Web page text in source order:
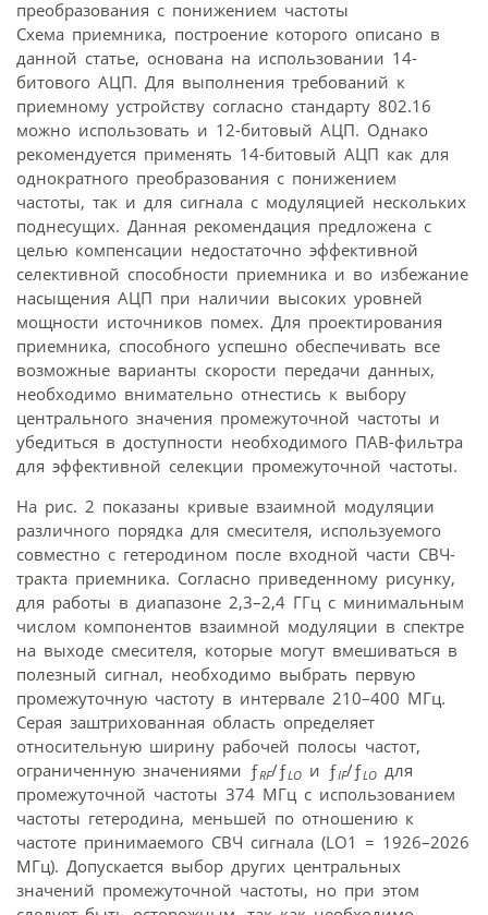
Схема приемника, построение которого описано в
данной статье, основана на использовании 14-
битового АЦП. Для выполнения требований к
приемному устройству согласно стандарту 802.16
можно использовать и 12-битовый АЦП. Однако
рекомендуется применять 14-битовый АЦП как для
однократного преобразования с понижением
частоты, так и для сигнала с модуляцией нескольких
поднесущих. Данная рекомендация предложена с
целью компенсации недостаточно эффективной
селективной способности приемника и во избежание
насыщения АЦП при наличии высоких уровней
мощности источников помех. Для проектирования
приемника, способного успешно обеспечивать все
возможные варианты скорости передачи данных,
необходимо внимательно отнестись к выбору
центрального значения промежуточной частоты и
убедиться в доступности необходимого ПАВ-фильтра
для эффективной селекции промежуточной частоты.
На рис. 2 показаны кривые взаимной модуляции
различного порядка для смесителя, используемого
совместно с гетеродином после входной части СВЧ-
тракта приемника. Согласно приведенному рисунку,
для работы в диапазоне 2,3–2,4 ГГц с минимальным
числом компонентов взаимной модуляции в спектре
на выходе смесителя, которые могут вмешиваться в
полезный сигнал, необходимо выбрать первую
промежуточную частоту в интервале 210–400 МГц.
Серая заштрихованная область определяет
относительную ширину рабочей полосы частот,
ограниченную значениями ƒRF/ƒLO и ƒIF/ƒLO для
промежуточной частоты 374 МГц с использованием
частоты гетеродина, меньшей по отношению к
частоте принимаемого СВЧ сигнала (LO1 = 1926–2026
МГц). Допускается выбор других центральных
значений промежуточной частоты, но при этом